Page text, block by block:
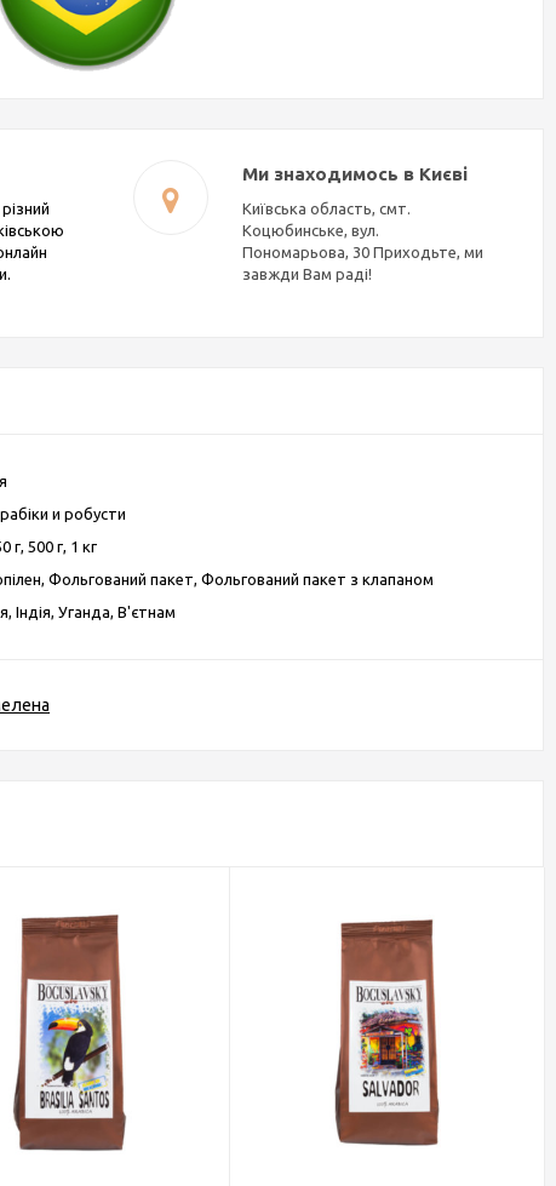
Ми знаходимось в Києві
Київська область, смт.
Коцюбинське, вул.
Пономарьова, 30 Приходьте, ми
завжди Вам раді!
и робусти
г, 500 г, 1 кг
Фольгований пакет, Фольгований пакет з клапаном
Індія, Уганда, В'єтнам